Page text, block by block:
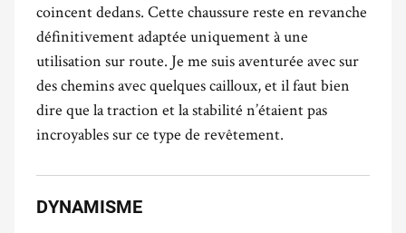
coincent dedans. Cette chaussure reste en revanche
définitivement adaptée uniquement à une
utilisation sur route. Je me suis aventurée avec sur
des chemins avec quelques cailloux, et il faut bien
dire que la traction et la stabilité n’étaient pas
incroyables sur ce type de revêtement.
DYNAMISME